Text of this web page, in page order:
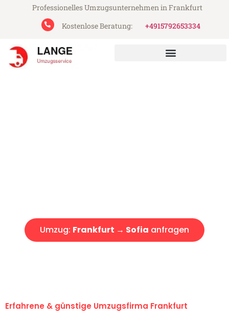
Professionelles Umzugsunternehmen in Frankfurt
Kostenlose Beratung:
+4915792653334
Umzug: Frankfurt → Sofia anfragen
Erfahrene & günstige Umzugsfirma Frankfurt